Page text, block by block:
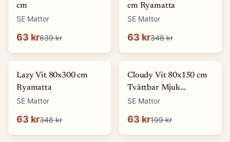
cm
SE Mattor
63 kr639 kr
cm Ryamatta
SE Mattor
63 kr348 kr
-
Lazy Vit 80x300 cm
Ryamatta
SE Mattor
63 kr348 kr
-68
Cloudy Vit 80x150 cm
Tvättbar Mjuk
Ryamatta
SE Mattor
63 kr199 kr